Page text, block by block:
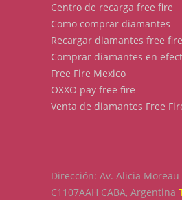
Centro de recarga free fire
Como comprar diamantes
Recargar diamantes free fire
Comprar diamantes en
Free Fire Mexico
OXXO pay free fire
Venta de diamantes Free
Dirección: Av. Alicia Moreau
C1107AAH CABA, Argentina